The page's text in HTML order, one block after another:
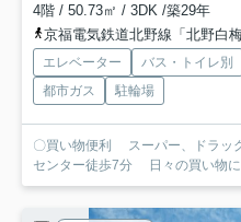
4階 / 50.73㎡ / 3DK /築29年
京福電気鉄道北野線「北野白
エレベーター バス・トイレ別
都市ガス
駐輪場
〇買い物便利 スーパー、ドラッ
センター徒歩7分 日々の買い物に